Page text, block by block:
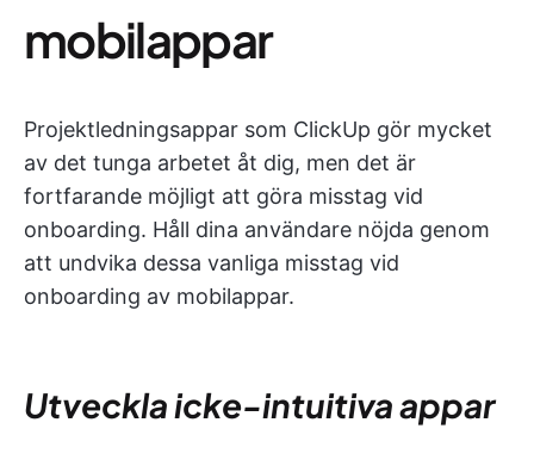
mobilappar
Projektledningsappar som ClickUp gör mycket
av det tunga arbetet åt dig, men det är
fortfarande möjligt att göra misstag vid
onboarding. Håll dina användare nöjda genom
att undvika dessa vanliga misstag vid
onboarding av mobilappar.
Utveckla icke-intuitiva appar